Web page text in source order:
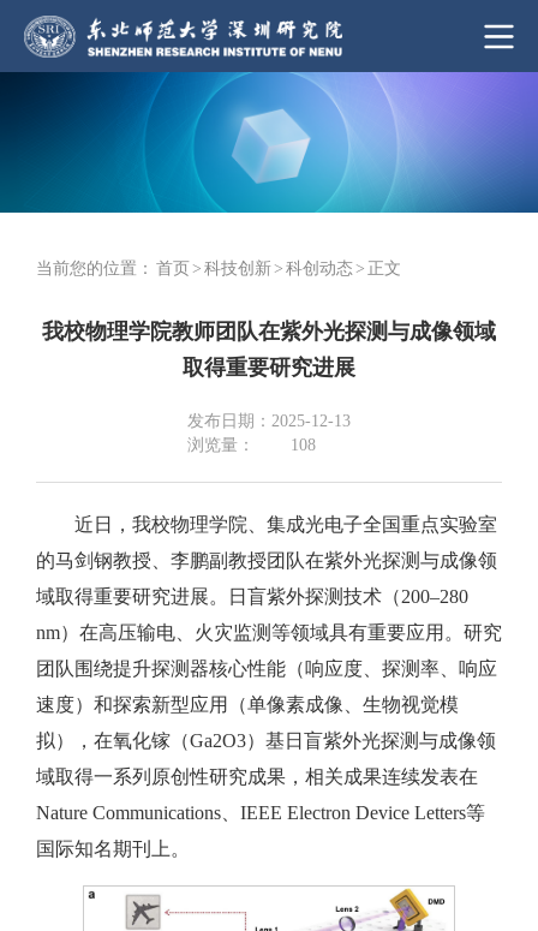
当前您的位置： 首页> 科技创新> 科创动态> 正文
我校物理学院教师团队在紫外光探测与成像领域
取得重要研究进展
发布日期：2025-12-13
浏览量：
108
近日，我校物理学院、集成光电子全国重点实验室
的马剑钢教授、李鹏副教授团队在紫外光探测与成像领
域取得重要研究进展。日盲紫外探测技术（200‒280
nm）在高压输电、火灾监测等领域具有重要应用。研究
团队围绕提升探测器核心性能（响应度、探测率、响应
速度）和探索新型应用（单像素成像、生物视觉模
拟），在氧化镓（Ga2O3）基日盲紫外光探测与成像领
域取得一系列原创性研究成果，相关成果连续发表在
Nature Communications、IEEE Electron Device Letters等
国际知名期刊上。